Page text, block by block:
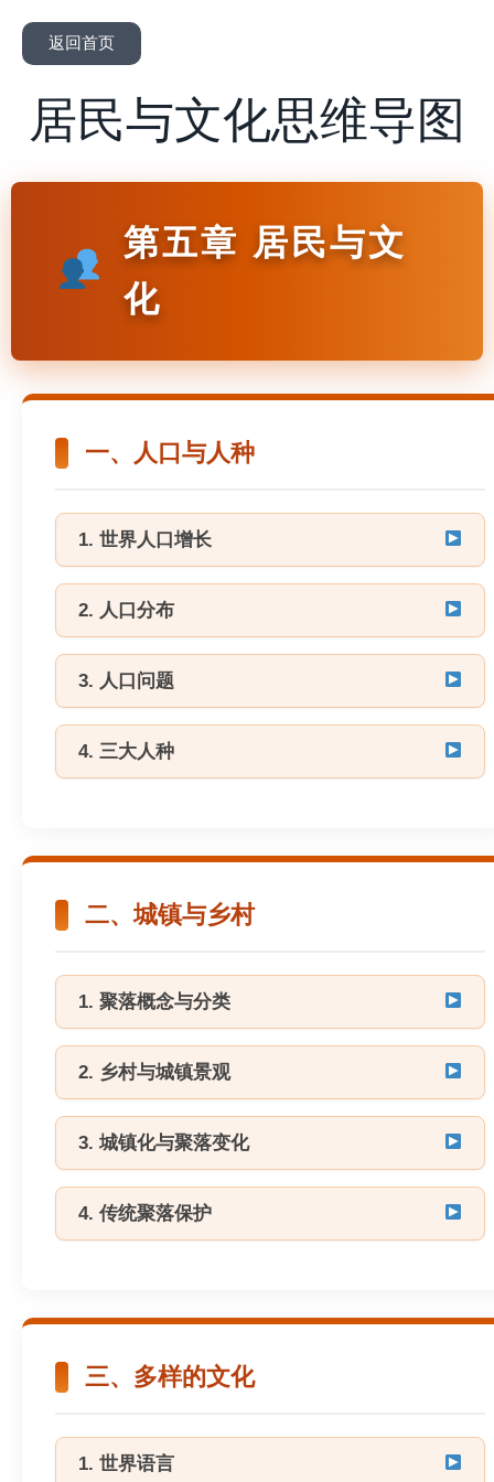
返回首页
居民与文化思维导图
第五章 居民与文
化
一、人口与人种
1. 世界人口增长
2. 人口分布
3. 人口问题
4. 三大人种
二、城镇与乡村
1. 聚落概念与分类
2. 乡村与城镇景观
3. 城镇化与聚落变化
4. 传统聚落保护
三、多样的文化
1. 世界语言